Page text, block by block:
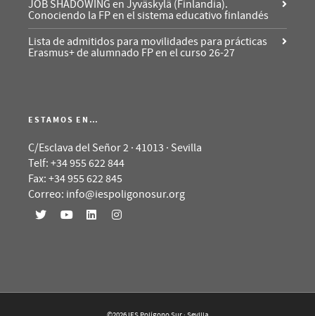
JOB SHADOWING en Jyväskylä (Finlandia).
Conociendo la FP en el sistema educativo finlandés
Lista de admitidos para movilidades para prácticas
Erasmus+ de alumnado FP en el curso 26-27
ESTAMOS EN…
C/Esclava del Señor 2 · 41013 · Sevilla
Telf: +34 955 622 844
Fax: +34 955 622 845
Correo: info@iespoligonosur.org